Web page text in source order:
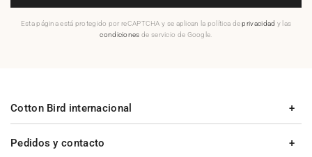
Esta página está protegido por reCAPTCHA y se aplican la política deprivacidad y las
condiciones de servicio de Google.
Pedidos y contacto
Cotton Bird internacional